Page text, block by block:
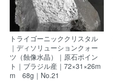
トライゴーニッククリスタル
｜ディソリューションクォー
ツ（蝕像水晶）｜原石ポイン
ト｜ブラジル産｜72×31×26m
m 68g｜No.21